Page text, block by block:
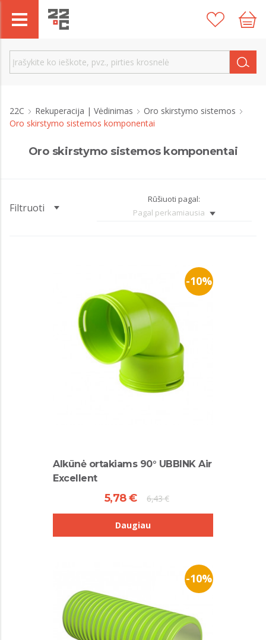
22C Rekuperacija | Vėdinimas
Oro skirstymo sistemos
Oro skirstymo sistemos komponentai
Oro skirstymo sistemos komponentai
Filtruoti
Rūšiuoti pagal:
Pagal perkamiausia
-10%
Alkūnė ortakiams 90° UBBINK Air
Excellent
5,78 € 6,43 €
Daugiau
-10%